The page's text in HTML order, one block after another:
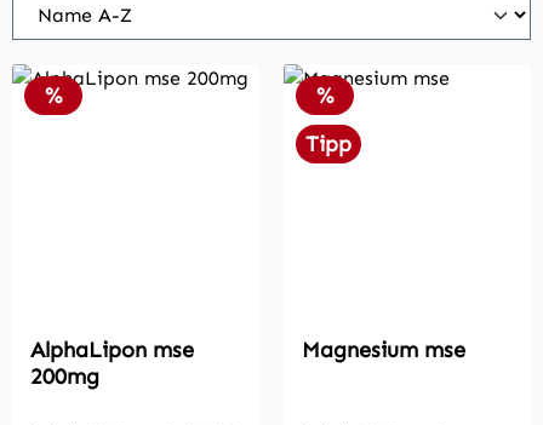
Rabatt
%
AlphaLipon mse
200mg
Rabatt
%
Tipp
Magnesium mse